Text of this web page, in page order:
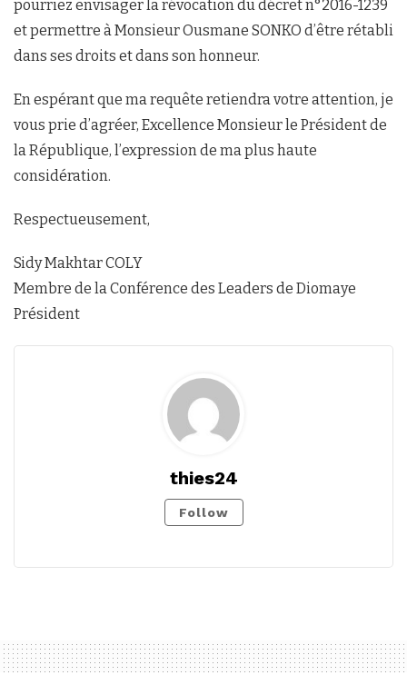
pourriez envisager la révocation du décret n°2016-1239
et permettre à Monsieur Ousmane SONKO d’être rétabli
dans ses droits et dans son honneur.
En espérant que ma requête retiendra votre attention, je
vous prie d’agréer, Excellence Monsieur le Président de
la République, l’expression de ma plus haute
considération.
Respectueusement,
Sidy Makhtar COLY
Membre de la Conférence des Leaders de Diomaye
Président
thies24
Follow